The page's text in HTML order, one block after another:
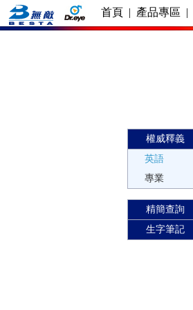
首頁 | 產品專區 |
權威釋義
英語
專業
精簡查詢
生字筆記